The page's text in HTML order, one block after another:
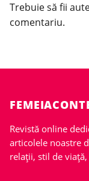
Trebuie să fii
comentariu.
Revistă online
articolele noastre
relații, stil de